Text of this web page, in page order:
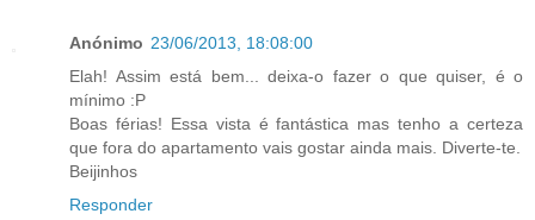
Anónimo 23/06/2013, 18:08:00
Elah! Assim está bem... deixa-o fazer o que quiser, é o
mínimo :P
Boas férias! Essa vista é fantástica mas tenho a certeza
que fora do apartamento vais gostar ainda mais. Diverte-te.
Beijinhos
Responder